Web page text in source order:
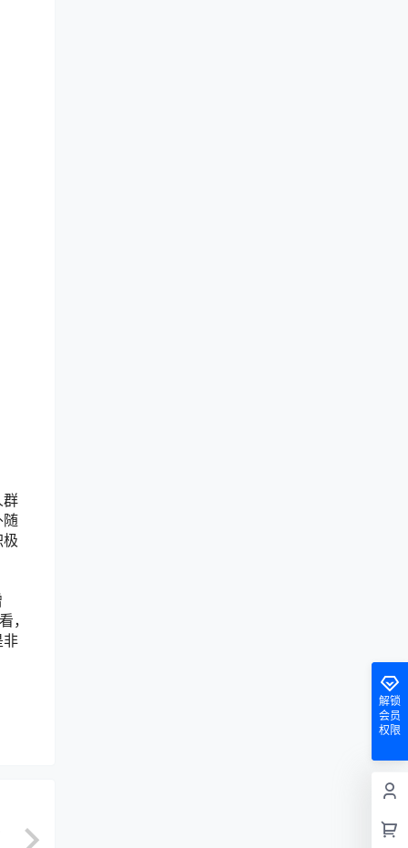
群
随
，
非
解锁
会员
权限